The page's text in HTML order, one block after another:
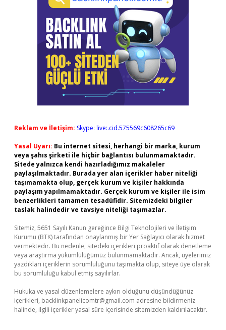
Reklam ve İletişim: Skype: live:.cid.575569c608265c69
Yasal Uyarı: Bu internet sitesi, herhangi bir marka, kurum
veya şahıs şirketi ile hiçbir bağlantısı bulunmamaktadır.
Sitede yalnızca kendi hazırladığımız makaleler
paylaşılmaktadır. Burada yer alan içerikler haber niteliği
taşımamakta olup, gerçek kurum ve kişiler hakkında
paylaşım yapılmamaktadır. Gerçek kurum ve kişiler ile isim
benzerlikleri tamamen tesadüfidir. Sitemizdeki bilgiler
taslak halindedir ve tavsiye niteliği taşımazlar.
Sitemiz, 5651 Sayılı Kanun gereğince Bilgi Teknolojileri ve İletişim
Kurumu (BTK) tarafından onaylanmış bir Yer Sağlayıcı olarak hizmet
vermektedir. Bu nedenle, sitedeki içerikleri proaktif olarak denetleme
veya araştırma yükümlülüğümüz bulunmamaktadır. Ancak, üyelerimiz
yazdıkları içeriklerin sorumluluğunu taşımakta olup, siteye üye olarak
bu sorumluluğu kabul etmiş sayılırlar.
Hukuka ve yasal düzenlemelere aykırı olduğunu düşündüğünüz
içerikleri, backlinkpanelicomtr@gmail.com adresine bildirmeniz
halinde, ilgili içerikler yasal süre içerisinde sitemizden kaldırılacaktır.